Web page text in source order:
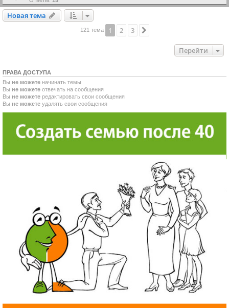
Новая тема
Новаятема
121 тема 1 2 3
Перейти
ПРАВА ДОСТУПА
Вы не можете начинать темы
Вы не можете отвечать на сообщения
Вы не можете редактировать свои сообщения
Вы не можете удалять свои сообщения